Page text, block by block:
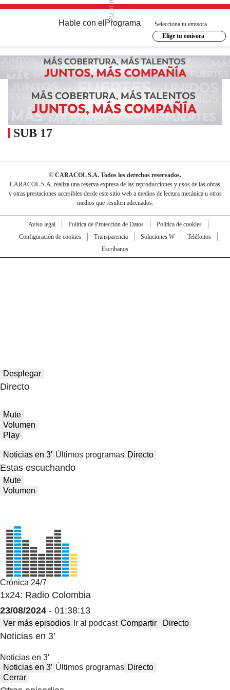
Hable con el Programa
Selecciona tu emisora
Elige tu emisora
SUB 17
© CARACOL S.A. Todos los derechos reservados.
CARACOL S.A. realiza una reserva expresa de las reproducciones y usos de las obras
y otras prestaciones accesibles desde este sitio web a medios de lectura mecánica u otros
medios que resulten adecuados.
Aviso legal Política de Protección de Datos
Política de cookies
Configuración de cookies
Transparencia Soluciones W
Teléfonos
Escríbanos
Desplegar
Directo
Mute
Volumen
Play
Noticias en 3′ Últimos programas Directo
Estas escuchando
Mute
Volumen
Crónica 24/7
1x24: Radio Colombia
23/08/2024 - 01:38:13
Ver más episodios Ir al podcast Compartir Directo
Noticias en 3′
Noticias en 3′
Noticias en 3′ Últimos programas Directo
Cerrar